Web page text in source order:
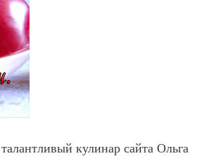
кулинар сайта Ольга